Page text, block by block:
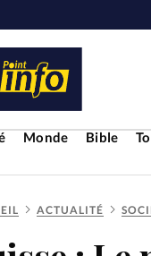
Monde Bible
ACTUALITÉ